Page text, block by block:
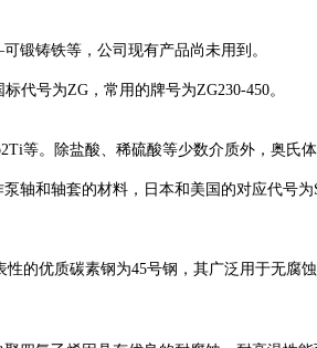
可锻铸铁等，公司现有产品尚未用到。
标代号为ZG ，常用的牌号为ZG230-450。
等。除盐酸、稀硫酸等少数介质外，奥氏
轴和轴套的材料，日本和美国的对应代号为
性的优质碳素钢为45号钢，其广泛用于无腐